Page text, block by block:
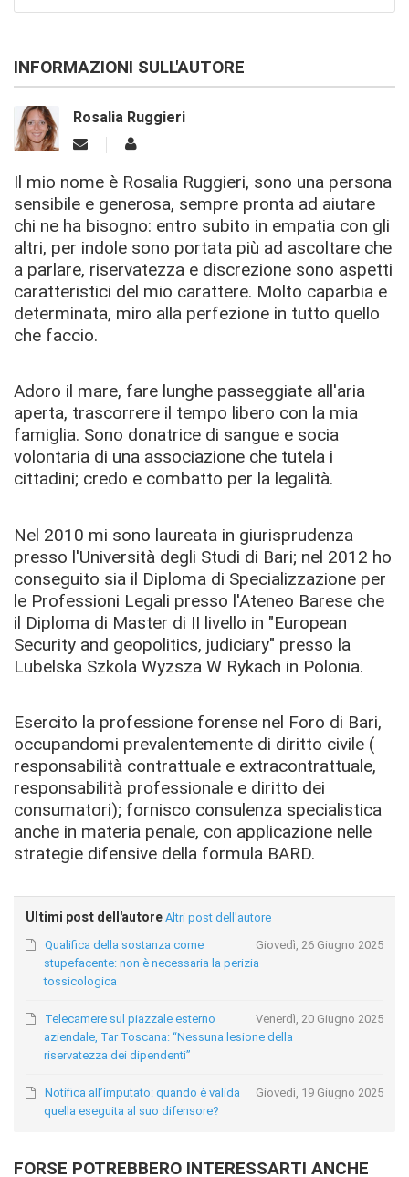
INFORMAZIONI SULL'AUTORE
Rosalia Ruggieri
Il mio nome è Rosalia Ruggieri, sono una persona
sensibile e generosa, sempre pronta ad aiutare
chi ne ha bisogno: entro subito in empatia con gli
altri, per indole sono portata più ad ascoltare che
a parlare, riservatezza e discrezione sono aspetti
caratteristici del mio carattere. Molto caparbia e
determinata, miro alla perfezione in tutto quello
che faccio.
Adoro il mare, fare lunghe passeggiate all'aria
aperta, trascorrere il tempo libero con la mia
famiglia. Sono donatrice di sangue e socia
volontaria di una associazione che tutela i
cittadini; credo e combatto per la legalità.
Nel 2010 mi sono laureata in giurisprudenza
presso l'Università degli Studi di Bari; nel 2012 ho
conseguito sia il Diploma di Specializzazione per
le Professioni Legali presso l'Ateneo Barese che
il Diploma di Master di II livello in "European
Security and geopolitics, judiciary" presso la
Lubelska Szkola Wyzsza W Rykach in Polonia.
Esercito la professione forense nel Foro di Bari,
occupandomi prevalentemente di diritto civile (
responsabilità contrattuale e extracontrattuale,
responsabilità professionale e diritto dei
consumatori); fornisco consulenza specialistica
anche in materia penale, con applicazione nelle
strategie difensive della formula BARD.
Ultimi post dell'autore Altri post dell'autore
Giovedì, 26 Giugno 2025
Qualifica della sostanza come
stupefacente: non è necessaria la perizia
tossicologica
Venerdì, 20 Giugno 2025
Telecamere sul piazzale esterno
aziendale, Tar Toscana: “Nessuna lesione della
riservatezza dei dipendenti”
Giovedì, 19 Giugno 2025
Notifica all’imputato: quando è valida
quella eseguita al suo difensore?
FORSE POTREBBERO INTERESSARTI ANCHE